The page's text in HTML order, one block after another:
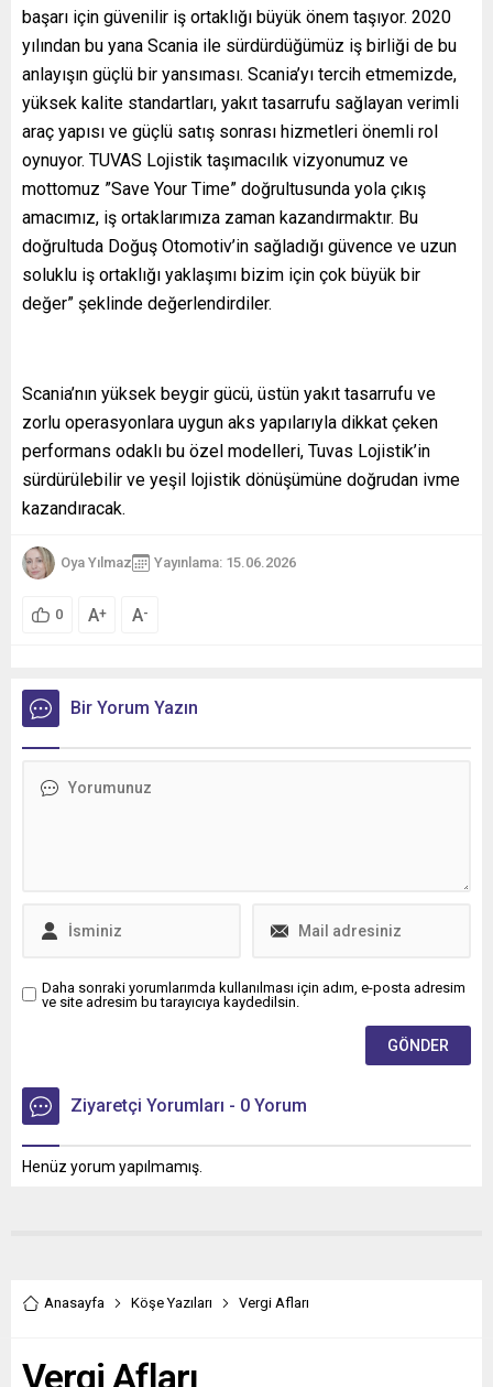
başarı için güvenilir iş ortaklığı büyük önem taşıyor. 2020
yılından bu yana Scania ile sürdürdüğümüz iş birliği de bu
anlayışın güçlü bir yansıması. Scania’yı tercih etmemizde,
yüksek kalite standartları, yakıt tasarrufu sağlayan verimli
araç yapısı ve güçlü satış sonrası hizmetleri önemli rol
oynuyor. TUVAS Lojistik taşımacılık vizyonumuz ve
mottomuz ”Save Your Time” doğrultusunda yola çıkış
amacımız, iş ortaklarımıza zaman kazandırmaktır. Bu
doğrultuda Doğuş Otomotiv’in sağladığı güvence ve uzun
soluklu iş ortaklığı yaklaşımı bizim için çok büyük bir
değer” şeklinde değerlendirdiler.
Scania’nın yüksek beygir gücü, üstün yakıt tasarrufu ve
zorlu operasyonlara uygun aks yapılarıyla dikkat çeken
performans odaklı bu özel modelleri, Tuvas Lojistik’in
sürdürülebilir ve yeşil lojistik dönüşümüne doğrudan ivme
kazandıracak.
Oya Yılmaz Yayınlama: 15.06.2026
0 A+ A-
Bir Yorum Yazın
Daha sonraki yorumlarımda kullanılması için adım, e-posta adresim
ve site adresim bu tarayıcıya kaydedilsin.
Ziyaretçi Yorumları - 0 Yorum
Henüz yorum yapılmamış.
Anasayfa Köşe Yazıları Vergi Afları
Vergi Afları